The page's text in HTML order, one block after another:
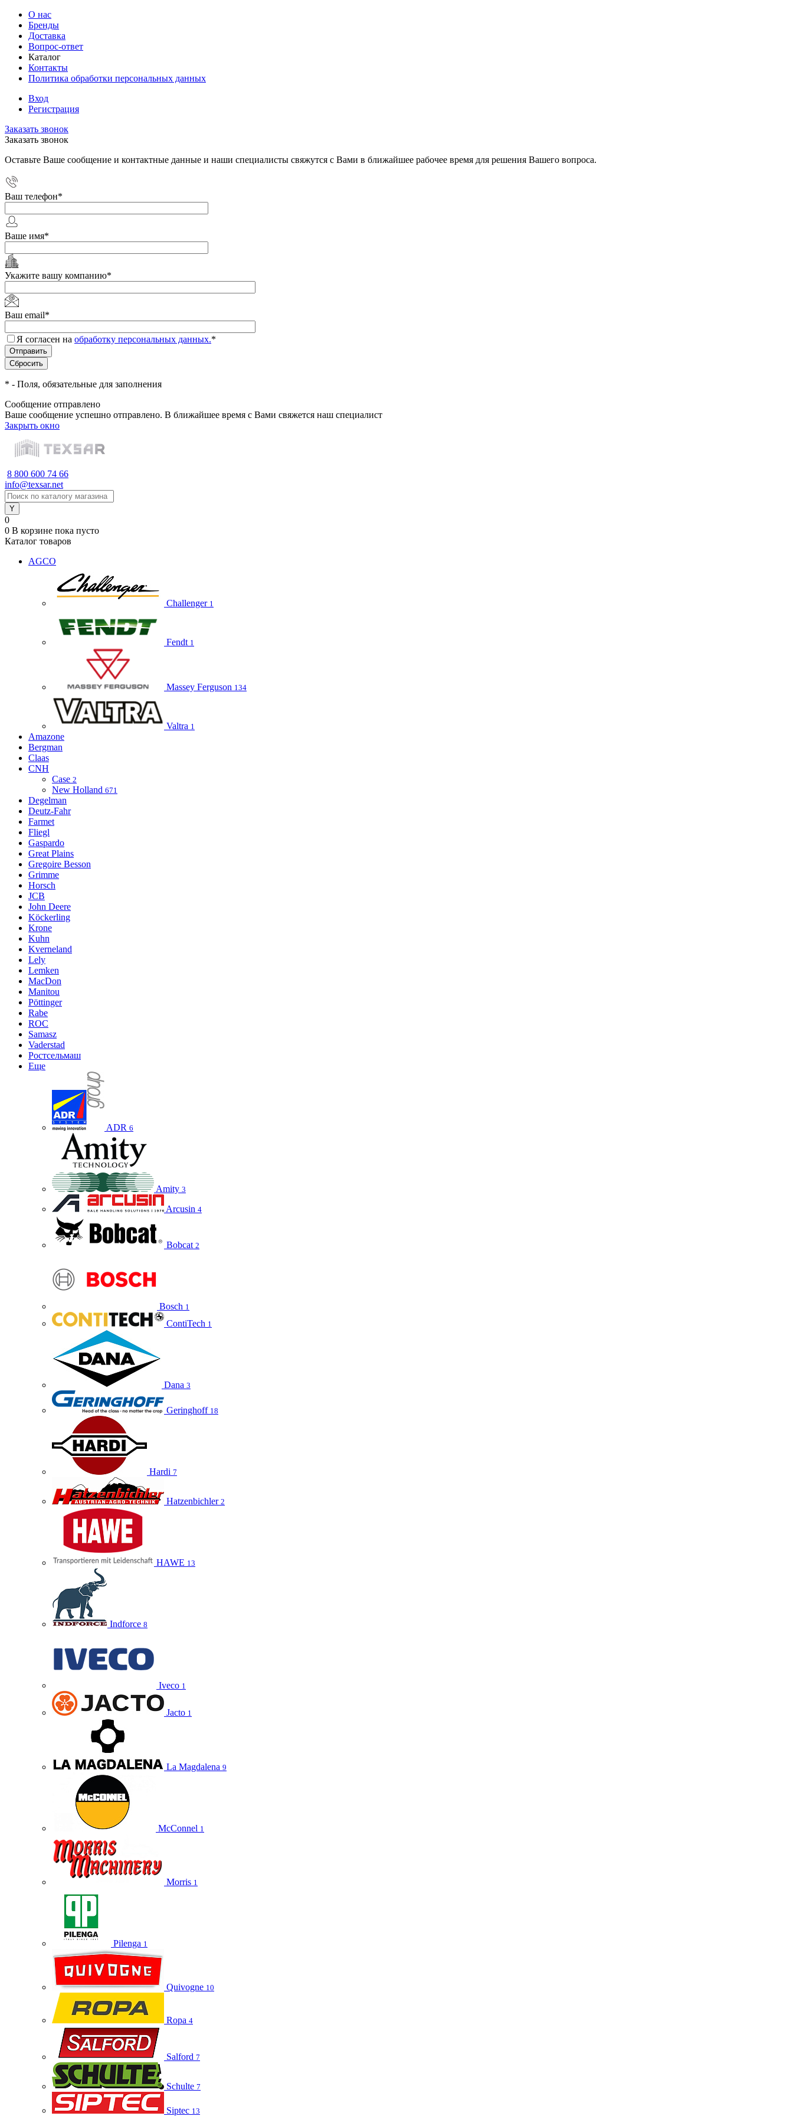
О нас
Бренды
Доставка
Вопрос-ответ
Каталог
Контакты
Политика обработки персональных данных
Вход
Регистрация
Заказать звонок
Заказать звонок
Оставьте Ваше сообщение и контактные данные и наши специалисты свяжутся с Вами в ближайшее рабочее время для решения Вашего вопроса.
Ваш телефон*
Ваше имя*
Укажите вашу компанию*
Ваш email*
Я согласен на обработку персональных данных.*
* - Поля, обязательные для заполнения
Сообщение отправлено
Ваше сообщение успешно отправлено. В ближайшее время с Вами свяжется наш специалист
Закрыть окно
8 800 600 74 66
info@texsar.net
0
0 В корзине пока пусто
Каталог товаров
AGCO
Challenger 1
Fendt 1
Massey Ferguson 134
Valtra 1
Amazone
Bergman
Claas
CNH
Case 2
New Holland 671
Degelman
Deutz-Fahr
Farmet
Fliegl
Gaspardo
Great Plains
Gregoire Besson
Grimme
Horsch
JCB
John Deere
Köckerling
Krone
Kuhn
Kverneland
Lely
Lemken
MacDon
Manitou
Pöttinger
Rabe
ROC
Samasz
Vaderstad
Ростсельмаш
Еще
ADR 6
Amity 3
Arcusin 4
Bobcat 2
Bosch 1
ContiTech 1
Dana 3
Geringhoff 18
Hardi 7
Hatzenbichler 2
HAWE 13
Indforce 8
Iveco 1
Jacto 1
La Magdalena 9
McConnel 1
Morris 1
Pilenga 1
Quivogne 10
Ropa 4
Salford 7
Schulte 7
Siptec 13